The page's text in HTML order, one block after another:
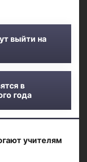
выйти на
в
года
учителям